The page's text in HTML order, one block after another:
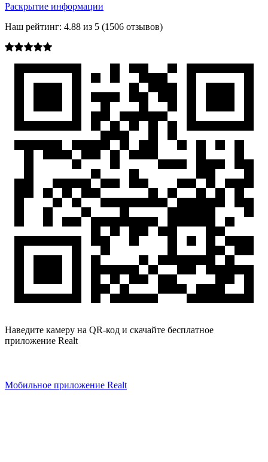
Раскрытие информации
Наш рейтинг: 4.88 из 5 (1506 отзывов)
Наведите камеру на QR-код и скачайте бесплатное
приложение Realt
Мобильное приложение Realt